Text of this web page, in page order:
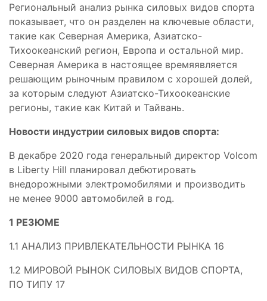
Региональный анализ рынка силовых видов спорта
показывает, что он разделен на ключевые области,
такие как Северная Америка, Азиатско-
Тихоокеанский регион, Европа и остальной мир.
Северная Америка в настоящее времяявляется
решающим рыночным правилом с хорошей долей,
за которым следуют Азиатско-Тихоокеанские
регионы, такие как Китай и Тайвань.
Новости индустрии силовых видов спорта:
В декабре 2020 года генеральный директор Volcom
в Liberty Hill планировал дебютировать
внедорожными электромобилями и производить
не менее 9000 автомобилей в год.
1 РЕЗЮМЕ
1.1 АНАЛИЗ ПРИВЛЕКАТЕЛЬНОСТИ РЫНКА 16
1.2 МИРОВОЙ РЫНОК СИЛОВЫХ ВИДОВ СПОРТА,
ПО ТИПУ 17